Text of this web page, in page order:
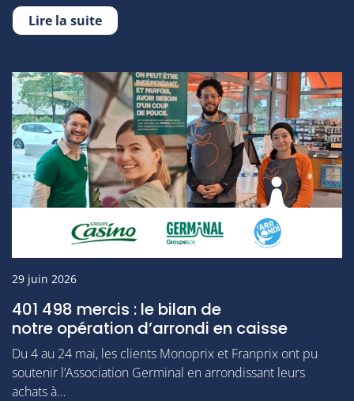
Lire la suite
29 juin 2026
401 498 mercis : le bilan de
notre opération d’arrondi en caisse
Du 4 au 24 mai, les clients Monoprix et Franprix ont pu
soutenir l’Association Germinal en arrondissant leurs
achats à…